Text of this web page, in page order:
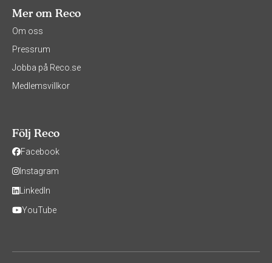
Mer om Reco
Om oss
Pressrum
Jobba på Reco.se
Medlemsvillkor
Följ Reco
Facebook
Instagram
LinkedIn
YouTube